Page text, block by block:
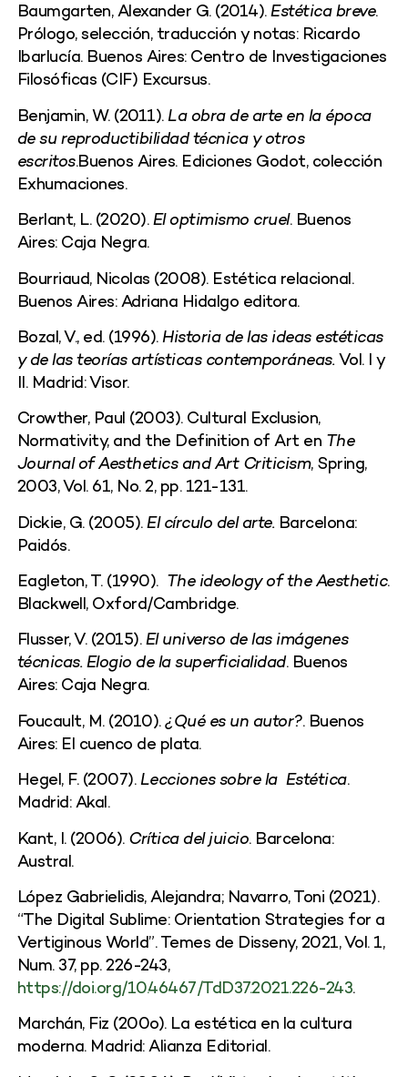
Baumgarten, Alexander G. (2014).Estética breve.
Prólogo, selección, traducción y notas: Ricardo
Ibarlucía. Buenos Aires: Centro de Investigaciones
Filosóficas (CIF) Excursus.
Benjamin, W. (2011).La obra de arte en la época
de su reproductibilidad técnica y otros
escritos.Buenos Aires. Ediciones Godot, colección
Exhumaciones.
Berlant, L. (2020).El optimismo cruel. Buenos
Aires: Caja Negra.
Bourriaud, Nicolas (2008). Estética relacional.
Buenos Aires: Adriana Hidalgo editora.
Bozal, V., ed. (1996).Historia de las ideas estéticas
y de las teorías artísticas contemporáneas.Vol. I y
II. Madrid: Visor.
Crowther, Paul (2003). Cultural Exclusion,
Normativity, and the Definition of Art en The
Journal of Aesthetics and Art Criticism, Spring,
2003, Vol. 61, No. 2, pp. 121-131.
Dickie, G. (2005).El círculo del arte.Barcelona:
Paidós.
Eagleton, T. (1990). The ideology of the Aesthetic.
Blackwell, Oxford/Cambridge.
Flusser, V. (2015).El universo de las imágenes
técnicas. Elogio de la superficialidad. Buenos
Aires: Caja Negra.
Foucault, M. (2010).¿Qué es un autor?. Buenos
Aires: El cuenco de plata.
Hegel, F. (2007).Lecciones sobre la Estética.
Madrid: Akal.
Kant, I. (2006). Crítica del juicio. Barcelona:
Austral.
López Gabrielidis, Alejandra; Navarro, Toni (2021).
“The Digital Sublime: Orientation Strategies for a
Vertiginous World”. Temes de Disseny, 2021, Vol. 1,
Num. 37, pp. 226-243,
https://doi.org/10.46467/TdD37.2021.226-243.
Marchán, Fiz (200o). La estética en la cultura
moderna. Madrid: Alianza Editorial.